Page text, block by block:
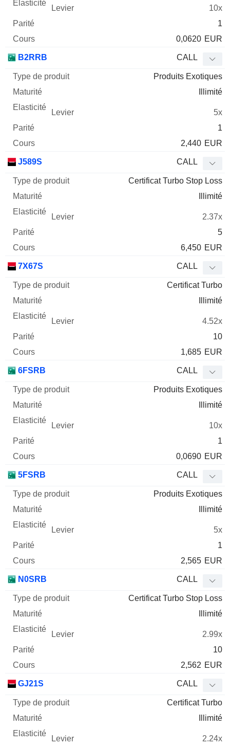
10x
1
0,0620 EUR
B2RRB CALL
Produits Exotiques
Illimité
5x
1
2,440 EUR
J589S CALL
Certificat Turbo Stop Loss
Illimité
2.37x
5
6,450 EUR
7X67S CALL
Certificat Turbo
Illimité
4.52x
10
1,685 EUR
6FSRB CALL
Produits Exotiques
Illimité
10x
1
0,0690 EUR
5FSRB CALL
Produits Exotiques
Illimité
5x
1
2,565 EUR
N0SRB CALL
Certificat Turbo Stop Loss
Illimité
2.99x
10
2,562 EUR
GJ21S CALL
Certificat Turbo
Illimité
2.24x